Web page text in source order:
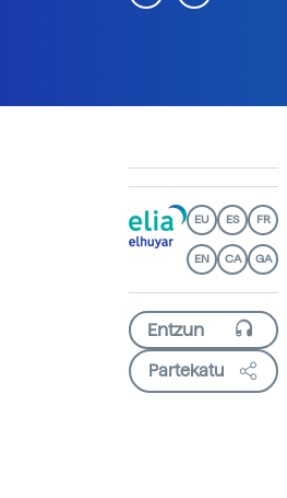
EU ES FR
EN CA GA
Partekatu